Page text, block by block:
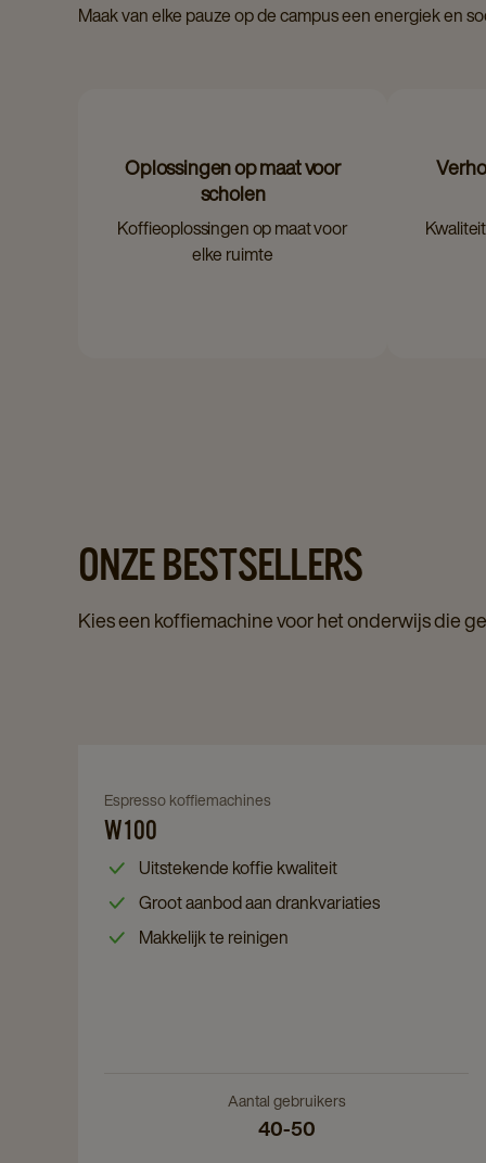
Maak van elke pauze op de campus een energiek en
Oplossingen op maat voor
scholen
Koffieoplossingen op maat voor
elke ruimte
ONZE BESTSELLERS
Kies een koffiemachine voor het onderwijs die
W100
details
page
Navigate
to
W100
details
Espresso koffiemachines
W100
Uitstekende koffie kwaliteit
Groot aanbod aan drankvariaties
Makkelijk te reinigen
Aantal gebruikers
40-50